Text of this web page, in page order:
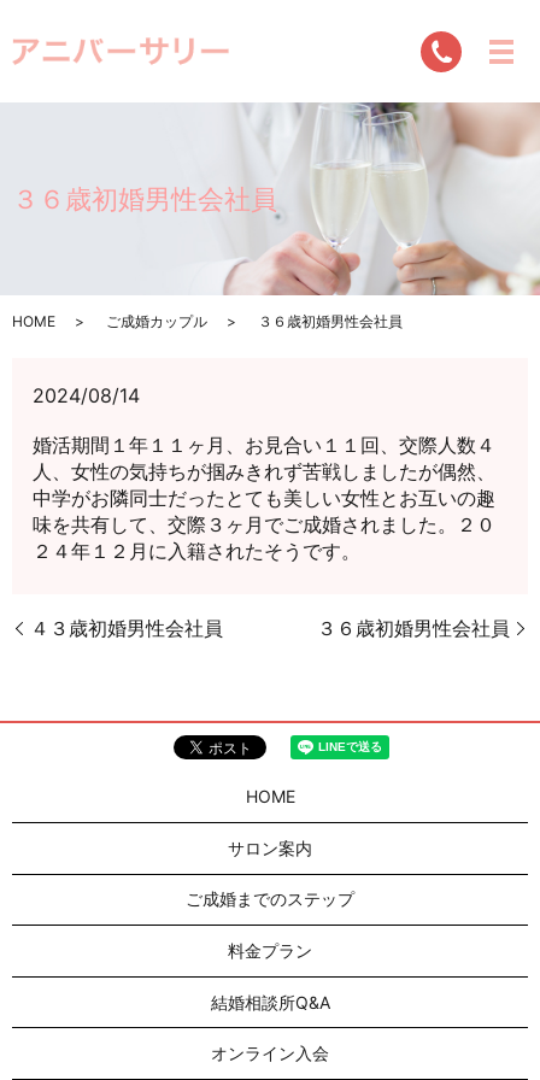
３６歳初婚男性会社員
HOME ご成婚カップル ３６歳初婚男性会社員
2024/08/14
婚活期間１年１１ヶ月、お見合い１１回、交際人数４
人、女性の気持ちが掴みきれず苦戦しましたが偶然、
中学がお隣同士だったとても美しい女性とお互いの趣
味を共有して、交際３ヶ月でご成婚されました。２０
２４年１２月に入籍されたそうです。
４３歳初婚男性会社員 ３６歳初婚男性会社員
HOME
サロン案内
ご成婚までのステップ
料金プラン
結婚相談所Q&A
オンライン入会